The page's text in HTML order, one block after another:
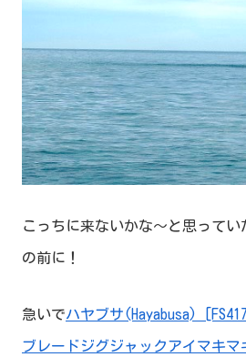
こっちに来ないかな～と思ってい
の前に！
急いでハヤブサ(Hayabusa)
ブレードジグジャックアイマキ